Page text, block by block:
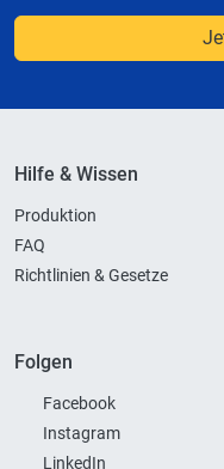
Hilfe & Wissen
Produktion
FAQ
Richtlinien & Gesetze
Folgen
Facebook
Instagram
LinkedIn